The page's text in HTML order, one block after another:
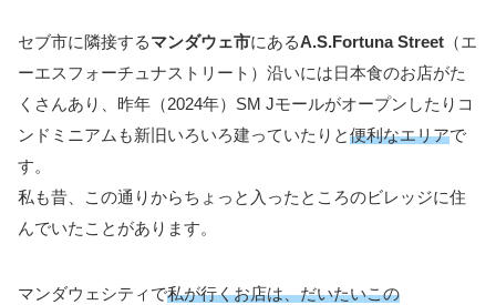
セブ市に隣接するマンダウェ市にあるA.S.Fortuna Street （エ
ーエスフォーチュナストリート）沿いには日本食のお店がた
くさんあり、昨年（2024年）SM Jモールがオープンしたりコ
ンドミニアムも新旧いろいろ建っていたりと便利なエリアで
す。
私も昔、この通りからちょっと入ったところのビレッジに住
んでいたことがあります。
マンダウェシティで私が行くお店は、だいたいこの